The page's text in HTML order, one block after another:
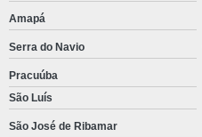
Amapá
Serra do Navio
Pracuúba
São Luís
São José de Ribamar